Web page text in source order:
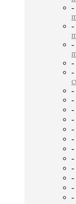
-
-
-
-
-
-
-
-
-
-
-
-
-
-
-
-
-